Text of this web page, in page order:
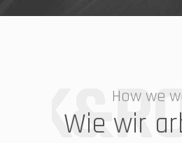
How we
Wie wir